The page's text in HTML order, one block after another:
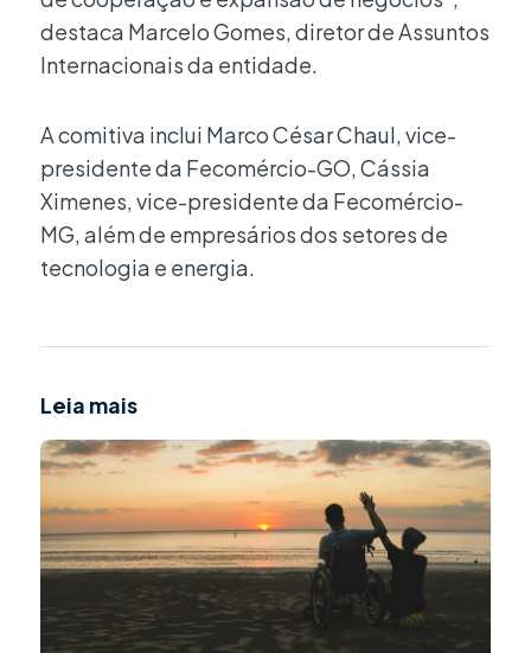
destaca Marcelo Gomes, diretor de Assuntos
Internacionais da entidade.
A comitiva inclui Marco César Chaul, vice-
presidente da Fecomércio-GO, Cássia
Ximenes, vice-presidente da Fecomércio-
MG, além de empresários dos setores de
tecnologia e energia.
Leia mais